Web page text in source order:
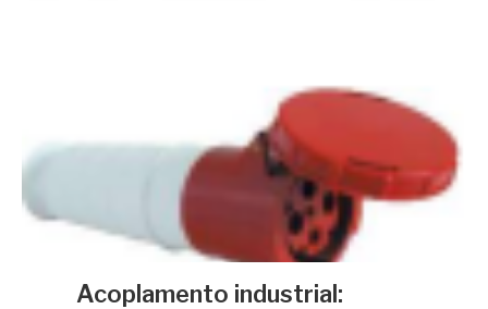
Acoplamento industrial: